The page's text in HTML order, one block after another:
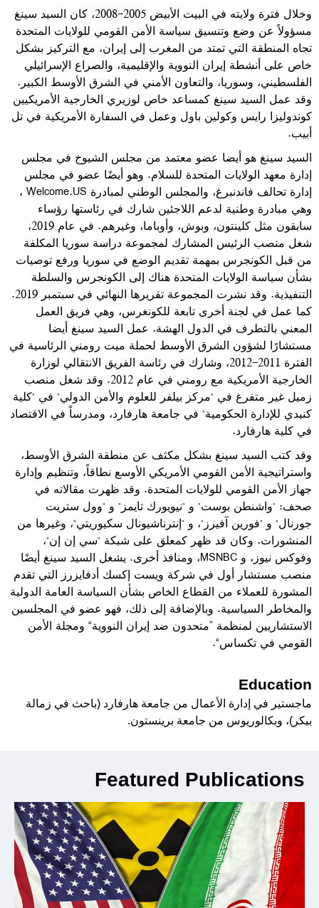
وخلال فترة ولايته في البيت الأبيض 2005-2008، كان السيد سينغ
مسؤولاً عن وضع وتنسيق سياسة الأمن القومي للولايات المتحدة
تجاه المنطقة التي تمتد من المغرب إلى إيران، مع التركيز بشكل
خاص على أنشطة إيران النووية والإقليمية، والصراع الإسرائيلي
الفلسطيني، وسوريا، والتعاون الأمني في الشرق الأوسط الكبير.
وقد عمل السيد سينغ كمساعد خاص لوزيري الخارجية الأمريكيين
كوندوليزا رايس وكولين باول وعمل في السفارة الأمريكية في تل
أبيب.
السيد سينغ هو أيضا عضو معتمد من مجلس الشيوخ في مجلس
إدارة معهد الولايات المتحدة للسلام. وهو أيضًا عضو في مجلس
إدارة تحالف فاندنبرغ، والمجلس الوطني لمبادرة
،
وهي مبادرة وطنية لدعم اللاجئين شارك في رئاستها رؤساء
سابقون مثل كلينتون، وبوش، وأوباما، وغيرهم. في عام 2019،
شغل منصب الرئيس المشارك لمجموعة دراسة سوريا المكلفة
من قبل الكونجرس بمهمة تقديم الوضع في سوريا ورفع توصيات
بشأن سياسة الولايات المتحدة هناك إلى الكونجرس والسلطة
التنفيذية. وقد نشرت المجموعة تقريرها النهائي في سبتمبر 2019.
كما عمل في لجنة أخرى تابعة للكونغرس، وهي فريق العمل
المعني بالتطرف في الدول الهشة. عمل السيد سينغ أيضا
مستشارًا لشؤون الشرق الأوسط لحملة ميت رومني الرئاسية في
الفترة 2011-2012
، وشارك في رئاسة الفريق الانتقالي لوزارة
الخارجية الأمريكية مع رومني في عام 2012. وقد شغل منصب
زميل غير متفرغ في "مركز بيلفر للعلوم والأمن الدولي" في "كلية
كنيدي للإدارة الحكومية" في جامعة هارفارد، ومدرساًفي الاقتصاد
في كلية هارفارد.
وقد كتب السيد سينغ بشكل مكثف عن منطقة الشرق الأوسط،
واستراتيجية الأمن القومي الأمريكي الأوسع نطاقاً، وتنظيم وإدارة
جهاز الأمن القومي للولايات المتحدة. وقد ظهرت مقالاته في
صحف: "واشنطن بوست" و "نيويورك تايمز" و "وول ستريت
جورنال" و "فورين آفيرز"، و "إنترناشيونال سكيوريتي"، وغيرها من
المنشورات. وكان قد ظهر كمعلق على شبكة "سي إن إن"،
وفوكس نيوز، و MSNBC، ومنافذ أخرى. يشغل السيد سينغ أيضًا
منصب مستشار أول في شركة ويست إكسك أدفايزرز التي تقدم
المشورة للعملاء من القطاع الخاص بشأن السياسة العامة الدولية
والمخاطر السياسية. وبالإضافة إلى ذلك، فهو عضو في المجلسين
الاستشاريين لمنظمة ”متحدون ضد إيران النووية“ ومجلة الأمن
القومي في تكساس“.
Education
ماجستير في إدارة الأعمال من جامعة هارفارد (باحث في زمالة
بيكر)، وبكالوريوس من جامعة برينستون.
Featured Publications